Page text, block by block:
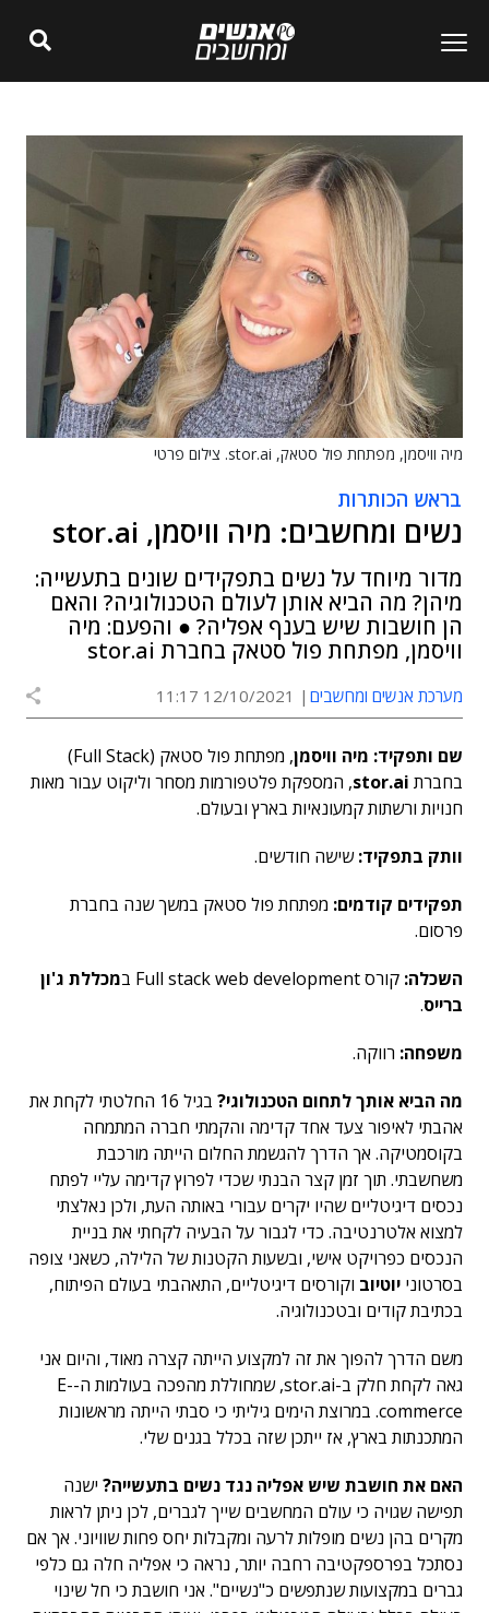
מיה וויסמן, מפתחת פול סטאק, stor.ai. צילום פרטי
בראש הכותרות
נשים ומחשבים: מיה וויסמן, stor.ai
מדור מיוחד על נשים בתפקידים שונים בתעשייה:
מיהן? מה הביא אותן לעולם הטכנולוגיה? והאם
הן חושבות שיש בענף אפליה? ● והפעם: מיה
וויסמן, מפתחת פול סטאק בחברת stor.ai
מערכת אנשים ומחשבים 12/10/2021 11:17
שם ותפקיד: מיה וויסמן
, מפתחת פול סטאק (Full Stack)
בחברת stor.ai, המספקת פלטפורמות מסחר וליקוט עבור מאות
חנויות ורשתות קמעונאיות בארץ ובעולם.
וותק בתפקיד:שישה חודשים.
תפקידים קודמים: מפתחת פול סטאק במשך שנה בחברת
פרסום.
השכלה: קורס Full stack web development ב
מכללת ג'ון
ברייס.
משפחה: רווקה.
מה הביא אותך לתחום הטכנולוגי?
בגיל 16 החלטתי לקחת את
אהבתי לאיפור צעד אחד קדימה והקמתי חברה המתמחה
בקוסמטיקה. אך הדרך להגשמת החלום הייתה מורכבת
משחשבתי. תוך זמן קצר הבנתי שכדי לפרוץ קדימה עליי לפתח
נכסים דיגיטליים שהיו יקרים עבורי באותה העת, ולכן נאלצתי
למצוא אלטרנטיבה. כדי לגבור על הבעיה לקחתי את בניית
הנכסים כפרויקט אישי, ובשעות הקטנות של הלילה, כשאני צופה
בסרטוני יוטיוב וקורסים דיגיטליים, התאהבתי בעולם הפיתוח,
בכתיבת קודים ובטכנולוגיה.
משם הדרך להפוך את זה למקצוע הייתה קצרה מאוד, והיום אני
גאה לקחת חלק ב-stor.ai, שמחוללת מהפכה בעולמות ה-E-
commerce. במרוצת הימים גיליתי כי סבתי הייתה מראשונות
המתכנתות בארץ, אז ייתכן שזה בכלל בגנים שלי.
האם את חושבת שיש אפליה נגד נשים בתעשייה? ישנה
תפישה שגויה כי עולם המחשבים שייך לגברים, לכן ניתן לראות
מקרים בהן נשים מופלות לרעה ומקבלות יחס פחות שוויוני. אך אם
נסתכל בפרספקטיבה רחבה יותר, נראה כי אפליה חלה גם כלפי
גברים במקצועות שנתפשים כ"נשיים". אני חושבת כי חל שינוי